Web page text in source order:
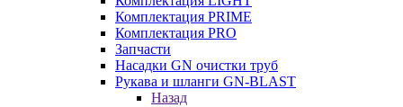
Комплектация PRIME
Комплектация PRO
Запчасти
Насадки GN очистки труб
Рукава и шланги GN-BLAST
Назад